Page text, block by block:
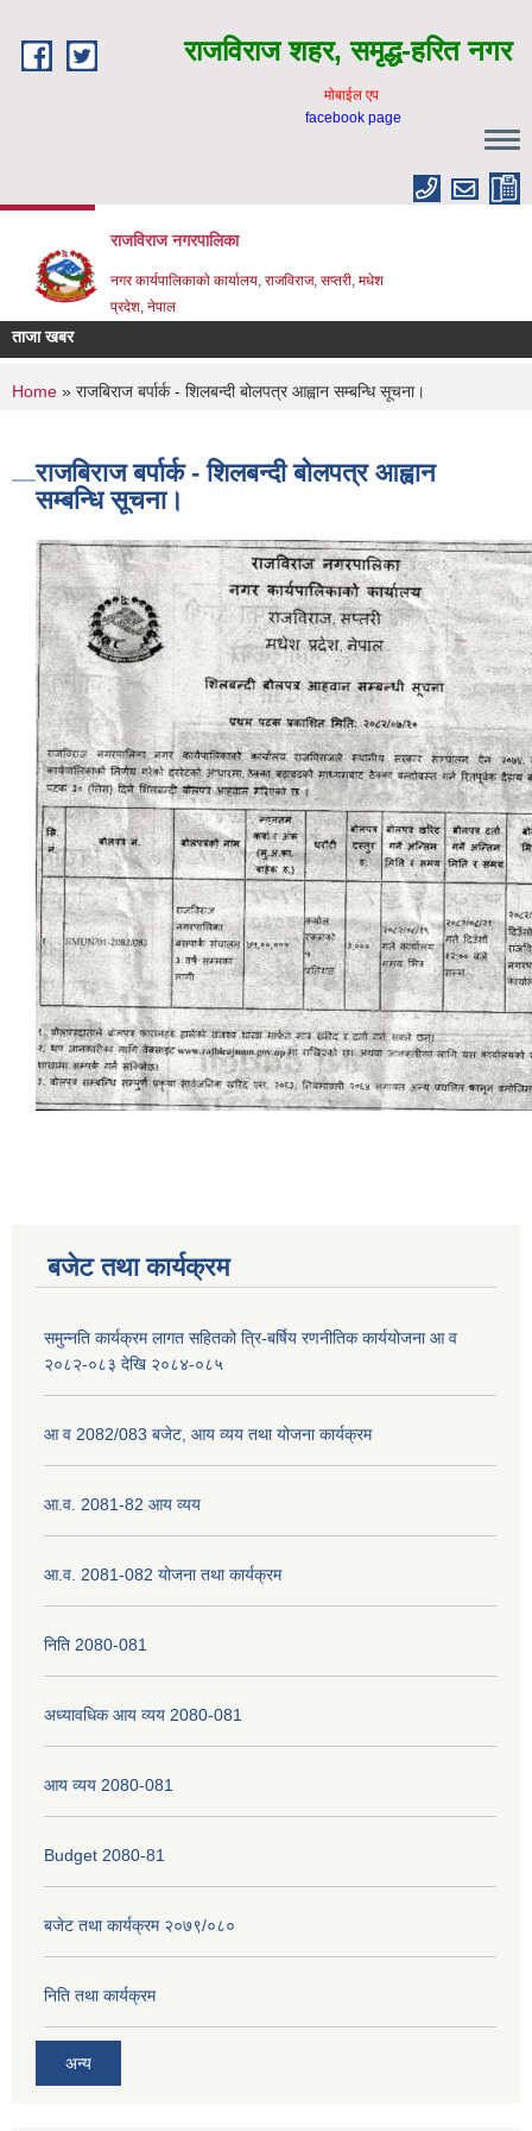
राजविराज शहर, समृद्ध-हरित नगर
माेबाईल एप
facebook page
राजविराज नगरपालिका
नगर कार्यपालिकाकाे कार्यालय, राजविराज, सप्तरी, मधेश
प्रदेश, नेपाल
ताजा खबर
You are here
Home » राजबिराज बर्पार्क - शिलबन्दी बोलपत्र आह्वान सम्बन्धि सूचना।
राजबिराज बर्पार्क - शिलबन्दी बोलपत्र आह्वान
सम्बन्धि सूचना।
बजेट तथा कार्यक्रम
समुन्नति कार्यक्रम लागत सहितको त्रि-बर्षिय रणनीतिक कार्ययोजना आ व
२०८२-०८३ देखि २०८४-०८५
आ व 2082/083 बजेट, आय व्यय तथा योजना कार्यक्रम
आ.व. 2081-82 आय व्यय
आ.व. 2081-082 योजना तथा कार्यक्रम
निति 2080-081
अध्यावधिक आय व्यय 2080-081
आय व्यय 2080-081
Budget 2080-81
बजेट तथा कार्यक्रम २०७९/०८०
निति तथा कार्यक्रम
अन्य